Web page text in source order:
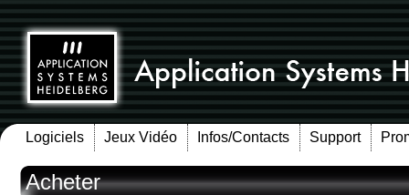
Logiciels Jeux Vidéo Infos/Contacts Support
Acheter